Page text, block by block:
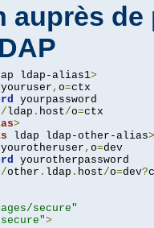
auprès de
ldap-alias1>
youruser , o=ctx
yourpassword
ldap . host/o=ctx
>
ldap ldap-other-alias>
yourotheruser , o=dev
yourotherpassword
other . ldap . host/o=dev?
secure"
>